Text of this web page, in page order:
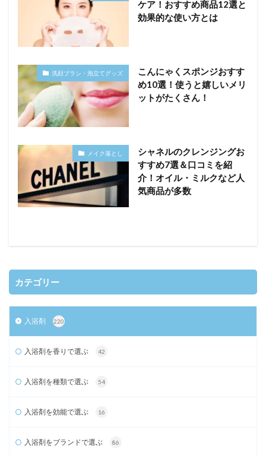
ケア！おすすめ商品12選と
効果的な使い方とは
洗顔ブラシ・泡立てグッズ
こんにゃくスポンジおすす
め10選！使うと嬉しいメリ
ットがたくさん！
メイク落とし
シャネルのクレンジングお
すすめ7選＆口コミを紹
介！オイル・ミルクなど人
気商品が多数
カテゴリー
入浴剤 220
入浴剤を香りで選ぶ 42
入浴剤を種類で選ぶ 54
入浴剤を効能で選ぶ 16
入浴剤をブランドで選ぶ 86